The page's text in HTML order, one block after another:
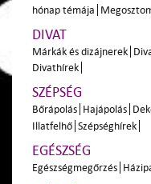
hónap témája
DIVAT
Márkák és dizájnerek
Divathírek
SZÉPSÉG
Bőrápolás Hajápolás
Illatfelhő Szépséghírek
EGÉSZSÉG
Egészségmegőrzés